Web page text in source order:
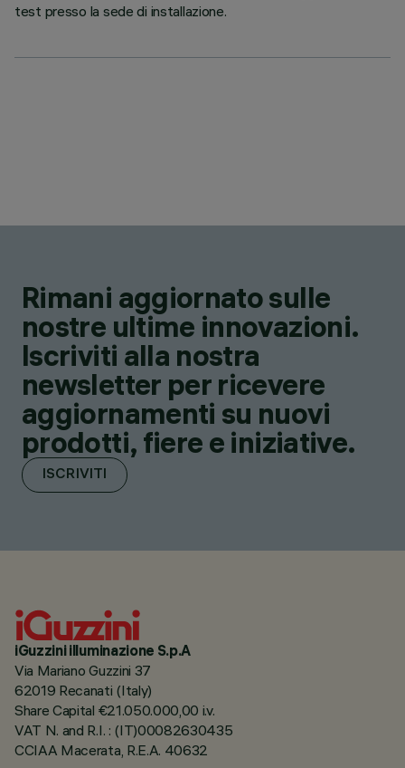
test presso la sede di installazione.
Rimani aggiornato sulle
nostre ultime innovazioni.
Iscriviti alla nostra
newsletter per ricevere
aggiornamenti su nuovi
prodotti, fiere e iniziative.
ISCRIVITI
iGuzzini illuminazione S.p.A
Via Mariano Guzzini 37
62019 Recanati (Italy)
Share Capital €21.050.000,00 i.v.
VAT N. and R.I. : (IT)00082630435
CCIAA Macerata, R.E.A. 40632